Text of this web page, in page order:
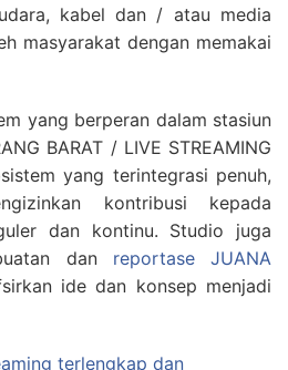
kabel dan / atau media
masyarakat dengan memakai
yang berperan dalam stasiun
BARAT / LIVE STREAMING
yang terintegrasi penuh,
kontribusi kepada
dan kontinu. Studio juga
dan reportase JUANA
ide dan konsep menjadi
terlengkap dan